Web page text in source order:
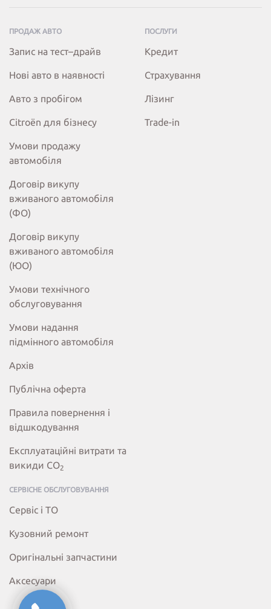
ПРОДАЖ АВТО
Запис на тест–драйв
Нові авто в наявності
Авто з пробігом
Citroёn для бізнесу
Умови продажу
автомобіля
Договір викупу
вживаного автомобіля
(ФО)
Договір викупу
вживаного автомобіля
(ЮО)
Умови технічного
обслуговування
Умови надання
підмінного автомобіля
Архів
Публічна оферта
Правила повернення і
відшкодування
Експлуатаційні витрати та
викиди СО2
ПОСЛУГИ
Кредит
Страхування
Лізинг
Trade-in
СЕРВІСНЕ ОБСЛУГОВУВАННЯ
Сервіс і ТО
Кузовний ремонт
Оригінальні запчастини
Аксесуари